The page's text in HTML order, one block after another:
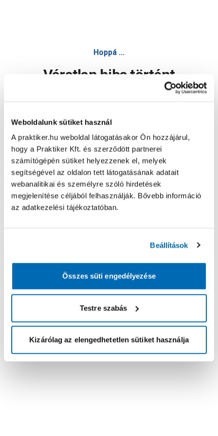
Weboldalunk sütiket használ
A praktiker.hu weboldal látogatásakor Ön hozzájárul,
hogy a Praktiker Kft. és szerződött partnerei
számítógépén sütiket helyezzenek el, melyek
segítségével az oldalon tett látogatásának adatait
webanalitikai és személyre szóló hirdetések
megjelenítése céljából felhasználják. Bővebb információ
az adatkezelési tájékoztatóban.
Beállítások
Összes süti engedélyezése
Testre szabás
Kizárólag az elengedhetetlen sütiket használja
Hoppá ...
Váratlan hiba történt
Oldal újratöltése